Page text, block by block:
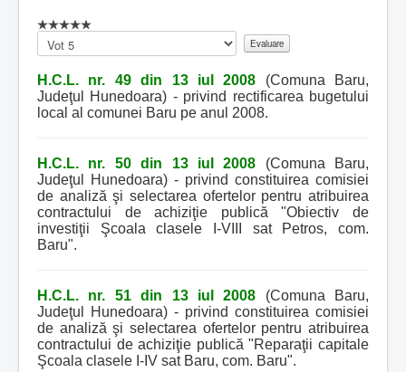
Vă
rugăm
să
evaluați
H.C.L. nr. 49 din 13 iul 2008 (Comuna Baru,
Judeţul Hunedoara) - privind rectificarea bugetului
local al comunei Baru pe anul 2008.
H.C.L. nr. 50 din 13 iul 2008 (Comuna Baru,
Judeţul Hunedoara) - privind constituirea comisiei
de analiză şi selectarea ofertelor pentru atribuirea
contractului de achiziţie publică "Obiectiv de
investiţii Şcoala clasele I-VIII sat Petros, com.
Baru".
H.C.L. nr. 51 din 13 iul 2008 (Comuna Baru,
Judeţul Hunedoara) - privind constituirea comisiei
de analiză şi selectarea ofertelor pentru atribuirea
contractului de achiziţie publică "Reparaţii capitale
Şcoala clasele I-IV sat Baru, com. Baru".